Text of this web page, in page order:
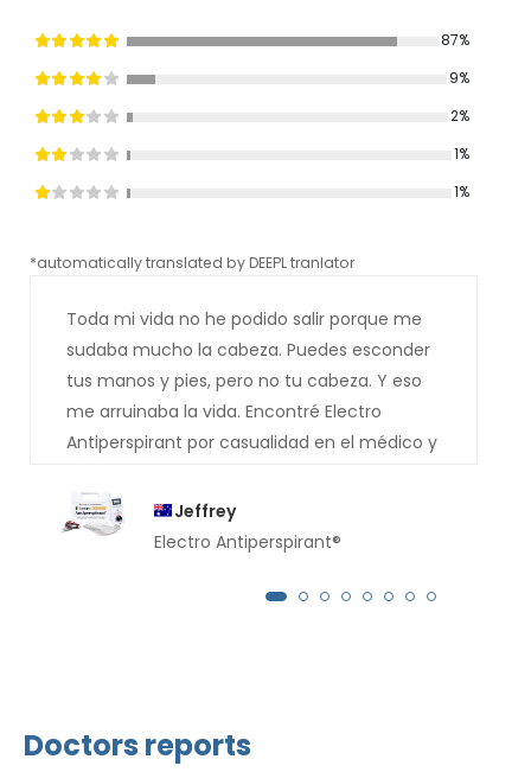
87%
9%
2%
1%
1%
*automatically translated by DEEPL tranlator
Toda mi vida no he podido salir porque me
sudaba mucho la cabeza. Puedes esconder
tus manos y pies, pero no tu cabeza. Y eso
me arruinaba la vida. Encontré Electro
Antiperspirant por casualidad en el médico y
cómo resultó todo. Estoy absolutamente
seco . Los chorros de sudor que me corrían
Jeffrey
Electro Antiperspirant®
Doctors reports